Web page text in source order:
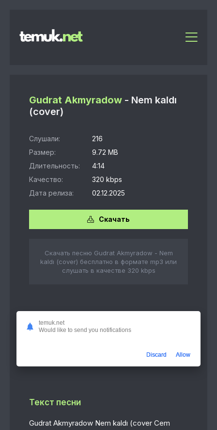
Gudrat Akmyradow - Nem kaldı
(cover)
Слушали:
216
Размер:
9.72 MB
Длительность:
4:14
Качество:
320 kbps
Дата релиза:
02.12.2025
Скачать
Скачать песню Gudrat Akmyradow - Nem
kaldı (cover) бесплатно в формате mp3 или
слушать в качестве 320 kbps
Слушать онлайн
Текст песни
Gudrat Akmyradow Nem kaldı (cover Cem
temuk.net
Would like to send you notifications
Discard Allow